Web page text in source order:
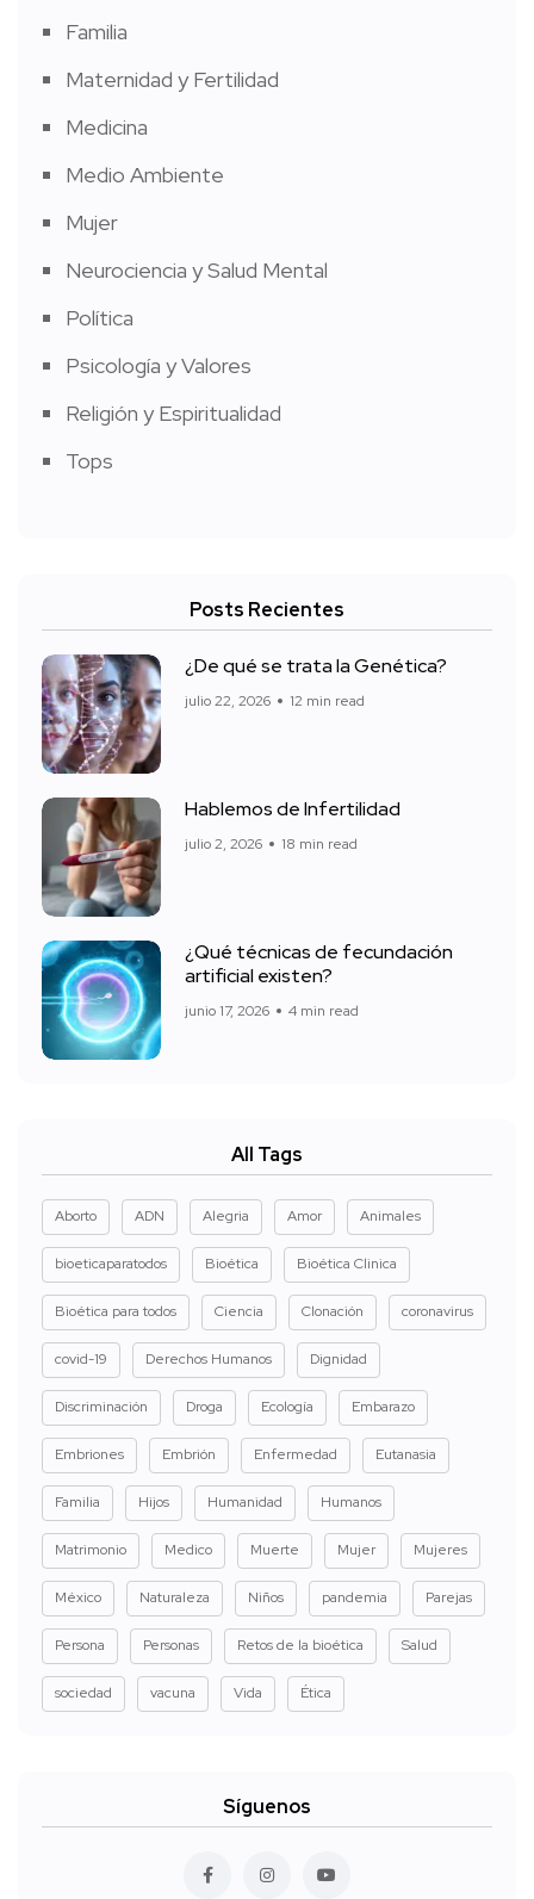
Familia
Maternidad y Fertilidad
Medicina
Medio Ambiente
Mujer
Neurociencia y Salud Mental
Política
Psicología y Valores
Religión y Espiritualidad
Tops
Posts Recientes
¿De qué se trata la Genética?
julio 22, 2026 12 min read
Hablemos de Infertilidad
julio 2, 2026 18 min read
¿Qué técnicas de fecundación
artificial existen?
junio 17, 2026 4 min read
All Tags
Aborto ADN Alegria Amor Animales
bioeticaparatodos Bioética Bioética Clinica
Bioética para todos Ciencia Clonación coronavirus
covid-19 Derechos Humanos Dignidad
Discriminación Droga Ecología Embarazo
Embriones Embrión Enfermedad Eutanasia
Familia Hijos Humanidad Humanos
Matrimonio Medico Muerte Mujer Mujeres
México Naturaleza Niños pandemia Parejas
Persona Personas Retos de la bioética Salud
sociedad vacuna Vida Ética
Síguenos